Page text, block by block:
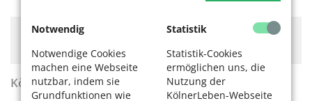
Notwendig
Notwendige Cookies
machen eine Webseite
nutzbar, indem sie
Grundfunktionen wie
Statistik
Statistik-Cookies
ermöglichen uns, die
Nutzung der
KölnerLeben-Webseite
Hier könnte Werbung stehen, mit der wir uns
finanzieren. Bitte akzeptieren Sie die Cookie-Meldung
KölnerLeben Sommer 2026